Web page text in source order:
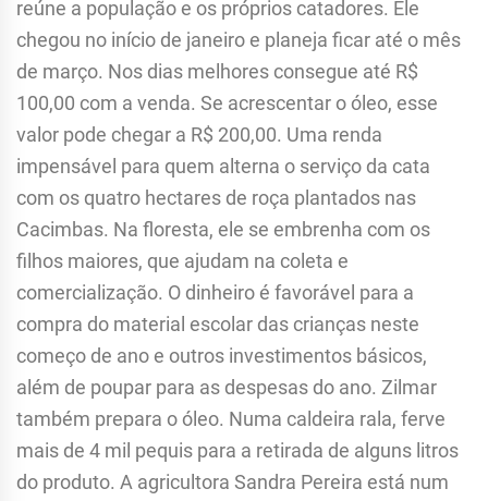
reúne a população e os próprios catadores. Ele
chegou no início de janeiro e planeja ficar até o mês
de março. Nos dias melhores consegue até R$
100,00 com a venda. Se acrescentar o óleo, esse
valor pode chegar a R$ 200,00. Uma renda
impensável para quem alterna o serviço da cata
com os quatro hectares de roça plantados nas
Cacimbas. Na floresta, ele se embrenha com os
filhos maiores, que ajudam na coleta e
comercialização. O dinheiro é favorável para a
compra do material escolar das crianças neste
começo de ano e outros investimentos básicos,
além de poupar para as despesas do ano. Zilmar
também prepara o óleo. Numa caldeira rala, ferve
mais de 4 mil pequis para a retirada de alguns litros
do produto. A agricultora Sandra Pereira está num